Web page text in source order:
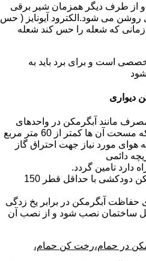
از طرف دیگر همزمان شیر برقی
روشن می شود.الکترود آیونایز ( حس
زمانی که شعله را حس کند شعله
است و برای برد باید به
دیواری
مانند آبگرمکن در واحدهای
مسکونی و غیر مسکونی که مسحت آن ها کمتر از 60 متر مربع
هوای مورد نیاز جهت احتراق گاز
دائمی
دارد تامین گردد.
در بالای محل نصب آبگرمکن دودکشی با حداقل قطر 150
آبگرمکن در برابر یخ زدگی
ساختمان نصب شود و از نصب آن
در حمام،رخت کن حمام،